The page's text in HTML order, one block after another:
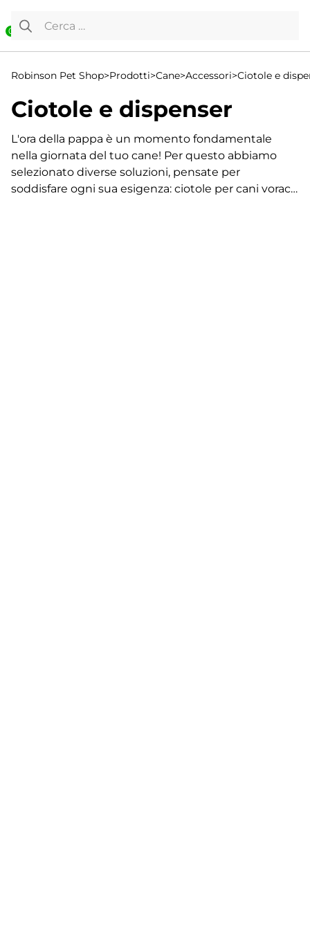
0
Ricerca per:
Robinson Pet Shop>Prodotti>Cane>Accessori>Ciotole e
Ciotole e dispenser
L'ora della pappa è un momento fondamentale
nella giornata del tuo cane! Per questo abbiamo
selezionato diverse soluzioni, pensate per
soddisfare ogni sua esigenza: ciotole per cani voraci,